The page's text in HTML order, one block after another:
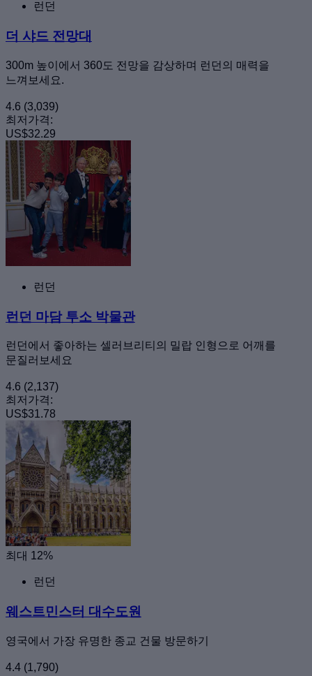
런던
더 샤드 전망대
300m 높이에서 360도 전망을 감상하며 런던의 매력을
느껴보세요.
4.6 (3,039)
최저가격:
US$32.29
런던
런던 마담 투소 박물관
런던에서 좋아하는 셀러브리티의 밀랍 인형으로 어깨를
문질러보세요
4.6 (2,137)
최저가격:
US$31.78
최대 12%
런던
웨스트민스터 대수도원
영국에서 가장 유명한 종교 건물 방문하기
4.4 (1,790)